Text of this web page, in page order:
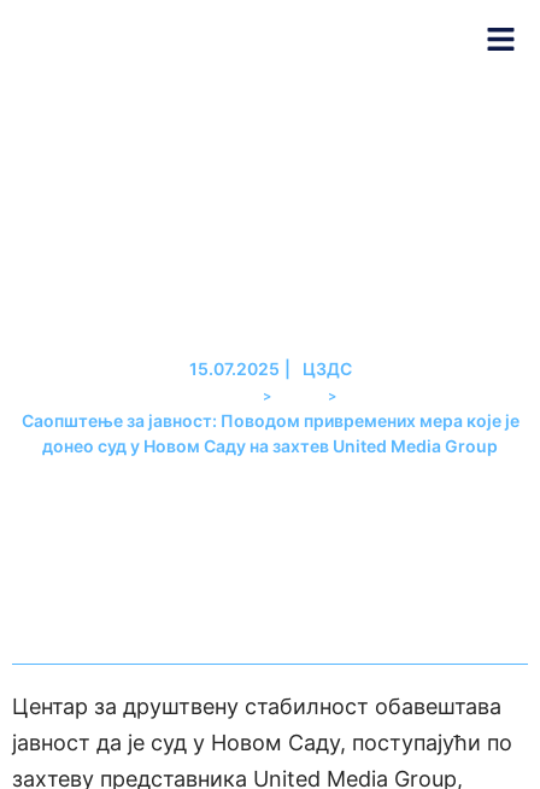
15.07.2025 ЦЗДС
> >
Саопштење за јавност: Поводом привремених мера које је
донео суд у Новом Саду на захтев United Media Group
Центар за друштвену стабилност обавештава
јавност да је суд у Новом Саду, поступајући по
захтеву представника United Media Group,